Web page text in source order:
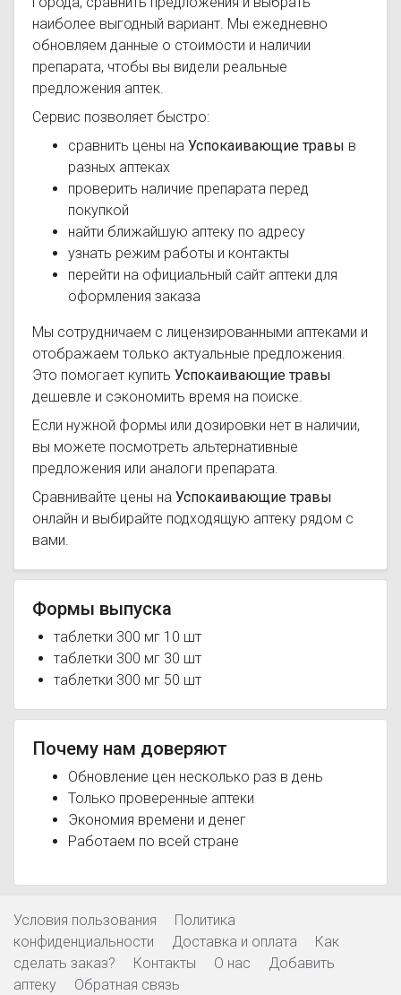
наиболее выгодный вариант. Мы ежедневно
обновляем данные о стоимости и наличии
препарата, чтобы вы видели реальные
предложения аптек.
Сервис позволяет быстро:
сравнить цены на Успокаивающие травы в
разных аптеках
проверить наличие препарата перед
покупкой
найти ближайшую аптеку по адресу
узнать режим работы и контакты
перейти на официальный сайт аптеки для
оформления заказа
Мы сотрудничаем с лицензированными аптеками и
отображаем только актуальные предложения.
Это помогает купить Успокаивающие травы
дешевле и сэкономить время на поиске.
Если нужной формы или дозировки нет в наличии,
вы можете посмотреть альтернативные
предложения или аналоги препарата.
Сравнивайте цены на Успокаивающие травы
онлайн и выбирайте подходящую аптеку рядом с
вами.
Формы выпуска
таблетки 300 мг 10 шт
таблетки 300 мг 30 шт
таблетки 300 мг 50 шт
Почему нам доверяют
Обновление цен несколько раз в день
Только проверенные аптеки
Экономия времени и денег
Работаем по всей стране
Условия пользования
Политика
конфиденциальности
Доставка и оплата
Как
сделать заказ?
Контакты О нас
Добавить
аптеку
Обратная связь